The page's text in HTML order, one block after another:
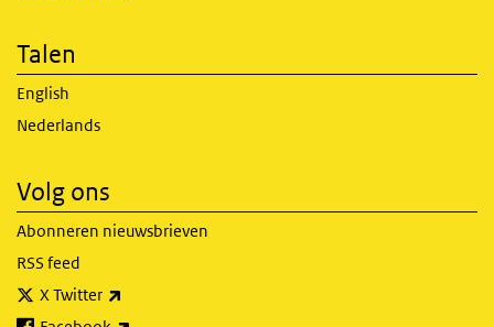
Talen
English
Nederlands
Volg ons
Abonneren nieuwsbrieven
RSS feed
X Twitter